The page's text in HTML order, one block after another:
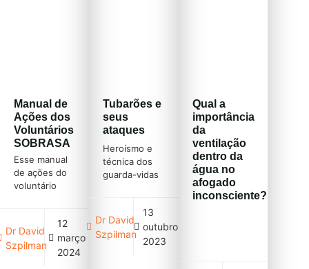
Manual de
Ações dos
Voluntários
SOBRASA
Esse manual
de ações do
voluntário
prevenção em
afogamento.
Dr David
Szpilman
12
março
2024
Tubarões e
seus
ataques
Heroísmo e
técnica dos
guarda-vidas
Pernambuco
os colocam
como um dos
Dr David
Szpilman
13
outubro
2023
Qual a
importância
da
ventilação
dentro da
água no
afogado
inconsciente?